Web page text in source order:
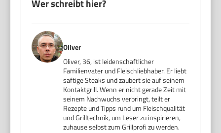
Wer schreibt hier?
Oliver
Oliver, 36, ist leidenschaftlicher
Familienvater und Fleischliebhaber. Er liebt
saftige Steaks und zaubert sie auf seinem
Kontaktgrill. Wenn er nicht gerade Zeit mit
seinem Nachwuchs verbringt, teilt er
Rezepte und Tipps rund um Fleischqualität
und Grilltechnik, um Leser zu inspirieren,
zuhause selbst zum Grillprofi zu werden.